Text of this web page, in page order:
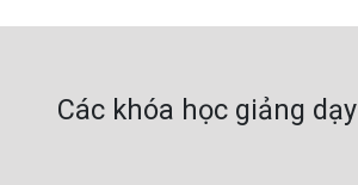
Các khóa học giảng dạy